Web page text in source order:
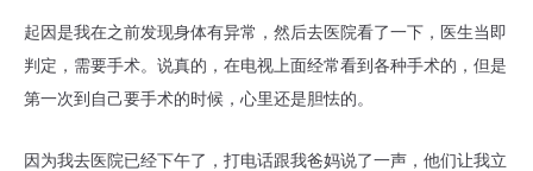
起因是我在之前发现身体有异常，然后去医院看了一下，医生当即
判定，需要手术。说真的，在电视上面经常看到各种手术的，但是
第一次到自己要手术的时候，心里还是胆怯的。
因为我去医院已经下午了，打电话跟我爸妈说了一声，他们让我立